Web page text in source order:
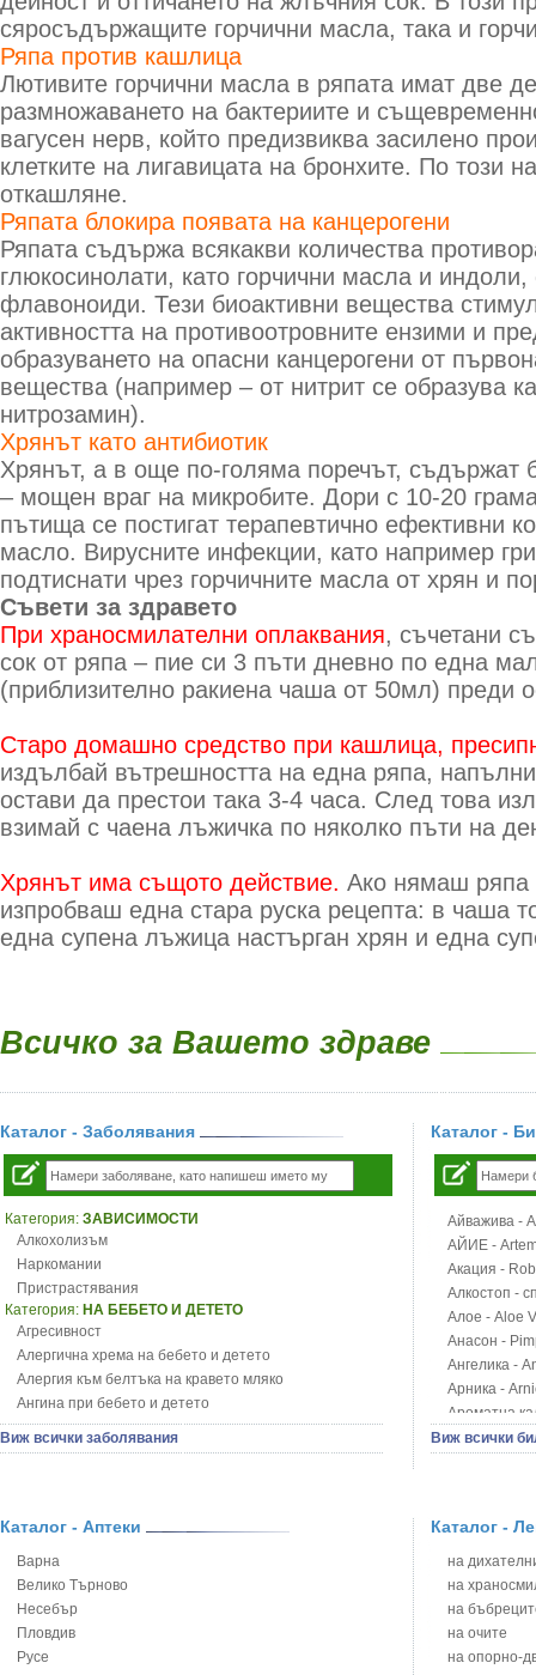
сяросъдържащите горчични масла, така и
Ряпа против кашлица
Лютивите горчични масла в ряпата имат две
размножаването на бактериите и
вагусен нерв, който предизвиква засилено
клетките на лигавицата на бронхите. По този
откашляне.
Ряпата блокира появата на канцерогени
Ряпата съдържа всякакви количества
глюкосинолати, като горчични масла и
флавоноиди. Тези биоактивни вещества
активността на противоотровните ензими и
образуването на опасни канцерогени от
вещества (например – от нитрит се образува
нитрозамин).
Хрянът като антибиотик
Хрянът, а в още по-голяма поречът, съдържат
– мощен враг на микробите. Дори с 10-20
пътища се постигат терапевтично ефективни
масло. Вирусните инфекции, като например
подтиснати чрез горчичните масла от хрян и
Съвети за здравето
При храносмилателни оплаквания, съчетани
сок от ряпа – пие си 3 пъти дневно по една
(приблизително ракиена чаша от 50мл) преди
Старо домашно средство при кашлица,
издълбай вътрешността на една ряпа,
остави да престои така 3-4 часа. След това
взимай с чаена лъжичка по няколко пъти на
Хрянът има същото действие. Ако нямаш
изпробваш една стара руска рецепта: в чаша
една супена лъжица настърган хрян и една
Всичко за Вашето здраве
Каталог - Заболявания
Категория: ЗАВИСИМОСТИ
Алкохолизъм
Наркомании
Пристрастявания
Категория: НА БЕБЕТО И ДЕТЕТО
Агресивност
Алергична хрема на бебето и детето
Алергия към белтъка на кравето мляко
Ангина при бебето и детето
Анемия при бебето и детето
Апетит - пълни деца
Бронхиална астма при бебето и детето
Варицела
Висока температура на бебето и детето
Възпаление на ушите на бебето и детето
Глисти
Грижа за пъпа на новороденото
Виж всички заболявания
Каталог -
Айважива -
АЙИЕ -
Акация -
Алкостоп -
Алое - Aloe
Анасон -
Ангелика -
Арника -
Ароматна
Арония -
Блатен
Блян
Бобови
Божур -
Борови
Босилек -
Виж всички
Каталог - Аптеки
Варна
Велико Търново
Несебър
Пловдив
Русе
Каталог -
на
на
на
на очите
на опорно-